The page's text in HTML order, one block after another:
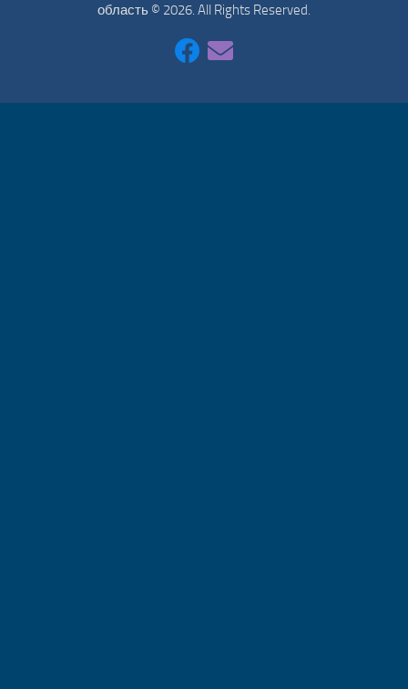
область © 2026. All Rights Reserved.